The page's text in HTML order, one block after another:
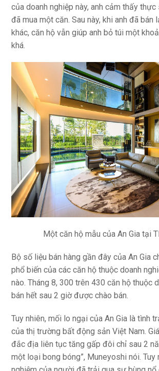
của doanh nghiệp này, anh cảm thấy
đã mua một căn. Sau này, khi anh đã bán
khác, căn hộ vẫn giúp anh bỏ túi một
khá.
Một căn hộ mẫu của An Gia tại
Bộ số liệu bán hàng gần đây của An Gia
phổ biến của các căn hộ thuộc doanh
nào. Tháng 8, 300 trên 430 căn hộ thuộc
bán hết sau 2 giờ được chào bán.
Tuy nhiên, mối lo ngại của An Gia là tình
của thị trường bất động sản Việt Nam.
đắc địa liên tục tăng gấp đôi chỉ sau 2
một loại bong bóng”, Muneyoshi nói. Tuy